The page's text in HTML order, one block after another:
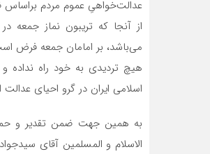
عدالت‌خواهیِ عموم مردم
از آنجا که تریبون نماز جمعه
می‌‌باشد، بر امامان جمعه فرض
هیچ تردیدی به خود راه نداده
اسلامی ایران در گرو احیای
به همین جهت ضمن تقدیر و
الاسلام و المسلمین آقای